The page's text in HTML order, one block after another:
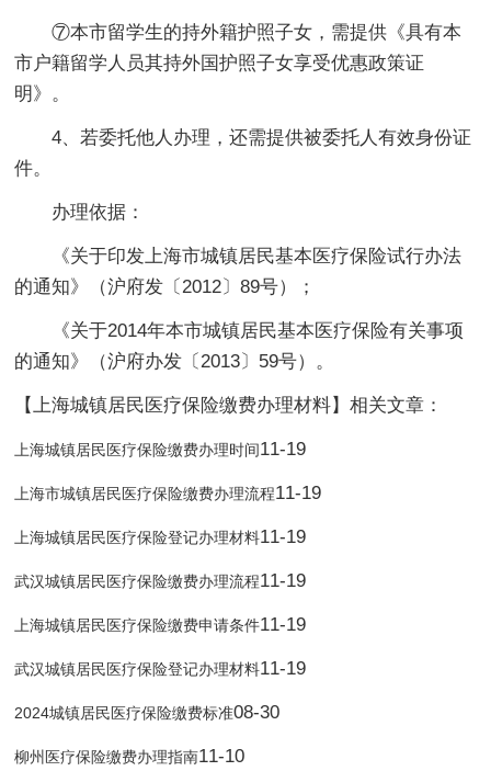
⑦本市留学生的持外籍护照子女，需提供《具有本
市户籍留学人员其持外国护照子女享受优惠政策证
明》。
4、若委托他人办理，还需提供被委托人有效身份证
件。
办理依据：
《关于印发上海市城镇居民基本医疗保险试行办法
的通知》（沪府发〔2012〕89号）；
《关于2014年本市城镇居民基本医疗保险有关事项
的通知》（沪府办发〔2013〕59号）。
【上海城镇居民医疗保险缴费办理材料】相关文章：
上海城镇居民医疗保险缴费办理时间11-19
上海市城镇居民医疗保险缴费办理流程11-19
上海城镇居民医疗保险登记办理材料11-19
武汉城镇居民医疗保险缴费办理流程11-19
上海城镇居民医疗保险缴费申请条件11-19
武汉城镇居民医疗保险登记办理材料11-19
2024城镇居民医疗保险缴费标准08-30
柳州医疗保险缴费办理指南11-10